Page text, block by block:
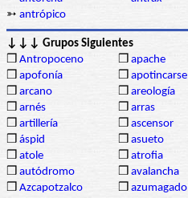
➳ antrópico
↓↓↓ Grupos Siguientes
❒ Antropoceno ❒ apache
❒ apofonía ❒ apotincarse
❒ arcano ❒ areología
❒ arnés ❒ arras
❒ artillería ❒ ascensor
❒ áspid ❒ asueto
❒ atole ❒ atrofia
❒ autódromo ❒ avalancha
❒ Azcapotzalco ❒ azumagado